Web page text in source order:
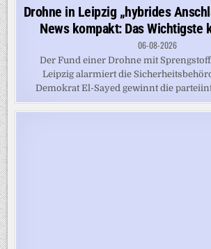
Drohne in Leipzig „hybrides
News kompakt: Das Wichtigste
06-08-2026
Der Fund einer Drohne mit
Leipzig alarmiert die
Demokrat El-Sayed gewinnt die